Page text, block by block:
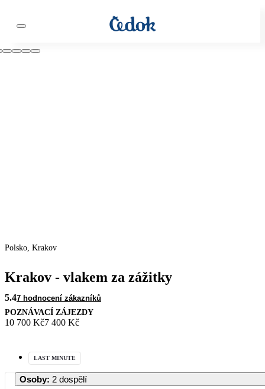
Polsko, Krakov
Krakov - vlakem za zážitky
5.47 hodnocení zákazníků
POZNÁVACÍ ZÁJEZDY
10 700 Kč7 400 Kč
LAST MINUTE
Osoby: 2 dospělí